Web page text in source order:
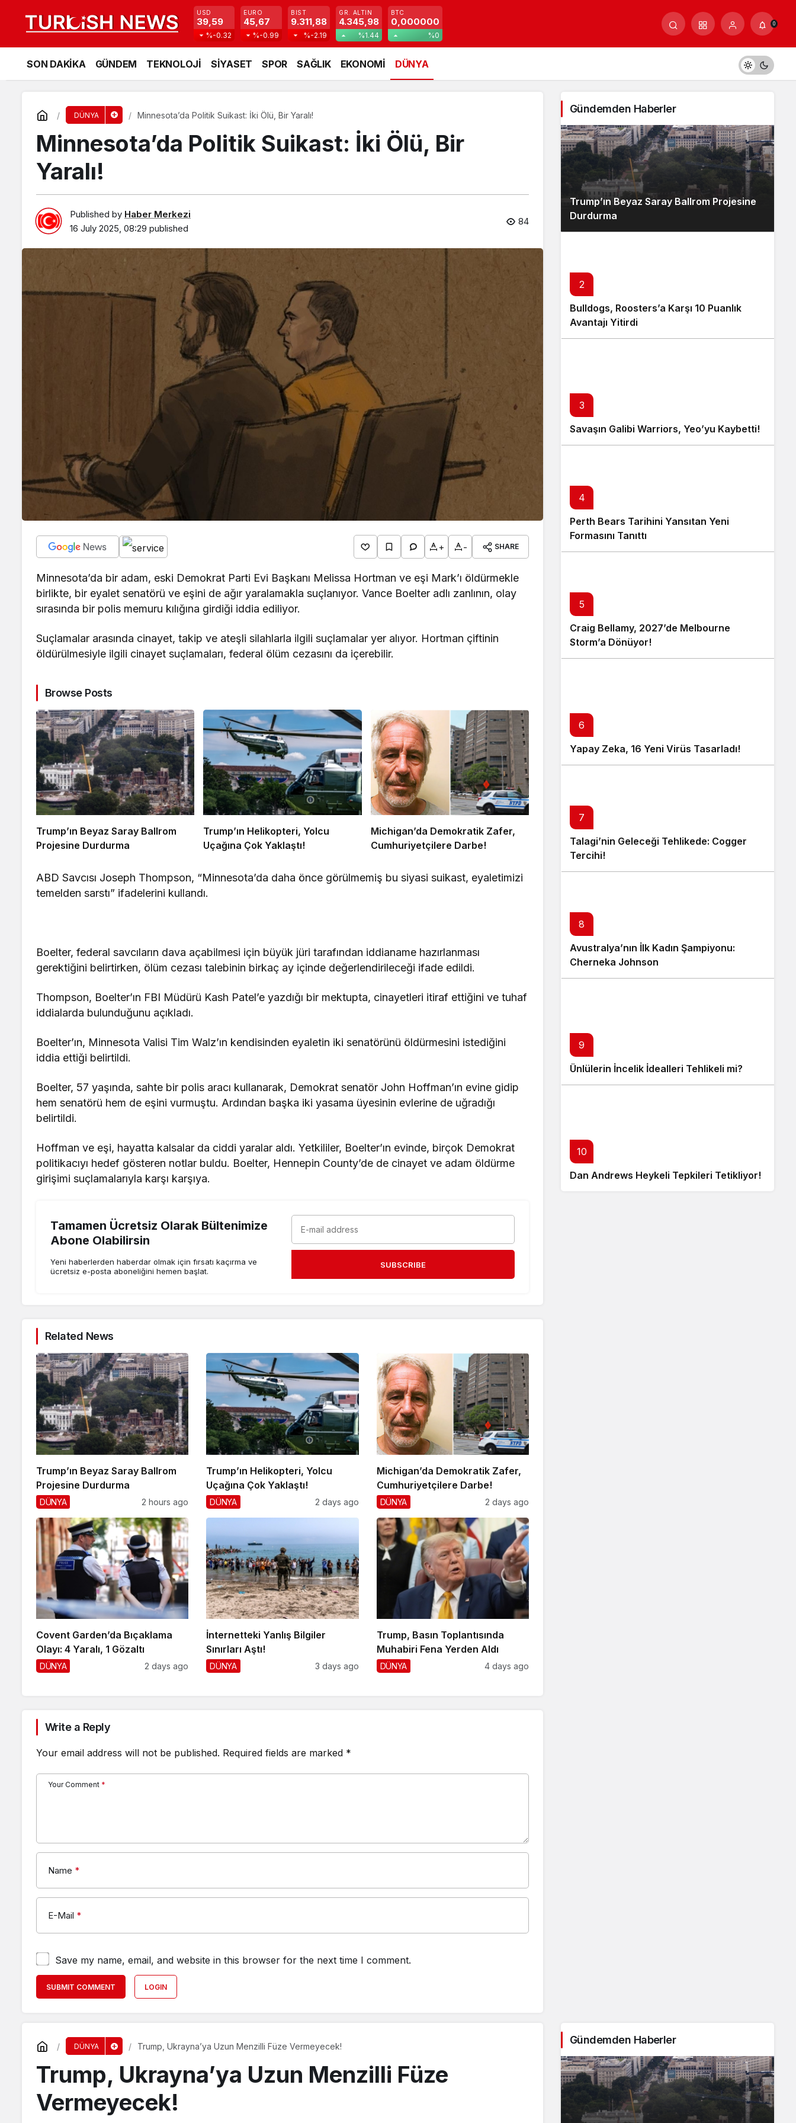
USD
39,59
%-0.32
EURO
45,67
%-0.99
BIST
9.311,88
%-2.19
GR. ALTIN
4.345,98
%1.44
BTC
0,000000
%0
0
SON DAKİKA GÜNDEM TEKNOLOJİ SİYASET SPOR SAĞLIK EKONOMİ DÜNYA
DÜNYA Minnesota’da Politik Suikast: İki Ölü, Bir Yaralı!
Minnesota’da Politik Suikast: İki Ölü, Bir
Yaralı!
Published by Haber Merkezi
16 July 2025, 08:29 published
84
+ - SHARE
Minnesota’da bir adam, eski Demokrat Parti Evi Başkanı Melissa Hortman ve eşi Mark’ı öldürmekle
birlikte, bir eyalet senatörü ve eşini de ağır yaralamakla suçlanıyor. Vance Boelter adlı zanlının, olay
sırasında bir polis memuru kılığına girdiği iddia ediliyor.
Suçlamalar arasında cinayet, takip ve ateşli silahlarla ilgili suçlamalar yer alıyor. Hortman çiftinin
öldürülmesiyle ilgili cinayet suçlamaları, federal ölüm cezasını da içerebilir.
Browse Posts
Trump’ın Beyaz Saray Ballrom
Projesine Durdurma
Trump’ın Helikopteri, Yolcu
Uçağına Çok Yaklaştı!
Michigan’da Demokratik Zafer,
Cumhuriyetçilere Darbe!
ABD Savcısı Joseph Thompson, “Minnesota’da daha önce görülmemiş bu siyasi suikast, eyaletimizi
temelden sarstı” ifadelerini kullandı.
Boelter, federal savcıların dava açabilmesi için büyük jüri tarafından iddianame hazırlanması
gerektiğini belirtirken, ölüm cezası talebinin birkaç ay içinde değerlendirileceği ifade edildi.
Thompson, Boelter’ın FBI Müdürü Kash Patel’e yazdığı bir mektupta, cinayetleri itiraf ettiğini ve tuhaf
iddialarda bulunduğunu açıkladı.
Boelter’ın, Minnesota Valisi Tim Walz’ın kendisinden eyaletin iki senatörünü öldürmesini istediğini
iddia ettiği belirtildi.
Boelter, 57 yaşında, sahte bir polis aracı kullanarak, Demokrat senatör John Hoffman’ın evine gidip
hem senatörü hem de eşini vurmuştu. Ardından başka iki yasama üyesinin evlerine de uğradığı
belirtildi.
Hoffman ve eşi, hayatta kalsalar da ciddi yaralar aldı. Yetkililer, Boelter’ın evinde, birçok Demokrat
politikacıyı hedef gösteren notlar buldu. Boelter, Hennepin County’de de cinayet ve adam öldürme
girişimi suçlamalarıyla karşı karşıya.
Tamamen Ücretsiz Olarak Bültenimize
Abone Olabilirsin
Yeni haberlerden haberdar olmak için fırsatı kaçırma ve
ücretsiz e-posta aboneliğini hemen başlat.
SUBSCRIBE
Related News
Trump’ın Beyaz Saray Ballrom
Projesine Durdurma
DÜNYA 2 hours ago
Trump’ın Helikopteri, Yolcu
Uçağına Çok Yaklaştı!
DÜNYA 2 days ago
Michigan’da Demokratik Zafer,
Cumhuriyetçilere Darbe!
DÜNYA 2 days ago
Covent Garden’da Bıçaklama
Olayı: 4 Yaralı, 1 Gözaltı
DÜNYA 2 days ago
İnternetteki Yanlış Bilgiler
Sınırları Aştı!
DÜNYA 3 days ago
Trump, Basın Toplantısında
Muhabiri Fena Yerden Aldı
DÜNYA 4 days ago
Write a Reply
Your email address will not be published. Required fields are marked *
Your Comment *
Name *
E-Mail *
Save my name, email, and website in this browser for the next time I comment.
SUBMIT COMMENT LOGIN
Gündemden Haberler
Trump’ın Beyaz Saray Ballrom Projesine
Durdurma
2
Bulldogs, Roosters’a Karşı 10 Puanlık
Avantajı Yitirdi
3
Savaşın Galibi Warriors, Yeo’yu Kaybetti!
4
Perth Bears Tarihini Yansıtan Yeni
Formasını Tanıttı
5
Craig Bellamy, 2027’de Melbourne
Storm’a Dönüyor!
6
Yapay Zeka, 16 Yeni Virüs Tasarladı!
7
Talagi’nin Geleceği Tehlikede: Cogger
Tercihi!
8
Avustralya’nın İlk Kadın Şampiyonu:
Cherneka Johnson
9
Ünlülerin İncelik İdealleri Tehlikeli mi?
10
Dan Andrews Heykeli Tepkileri Tetikliyor!
DÜNYA Trump, Ukrayna’ya Uzun Menzilli Füze Vermeyecek!
Trump, Ukrayna’ya Uzun Menzilli Füze
Vermeyecek!
Gündemden Haberler